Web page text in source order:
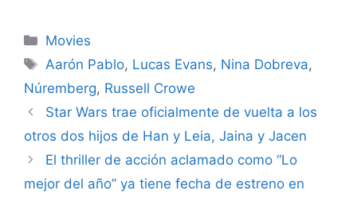
Categories
Movies
Tags
Aarón Pablo, Lucas Evans, Nina Dobreva,
Núremberg, Russell Crowe
Star Wars trae oficialmente de vuelta a los
otros dos hijos de Han y Leia, Jaina y Jacen
El thriller de acción aclamado como “Lo
mejor del año” ya tiene fecha de estreno en